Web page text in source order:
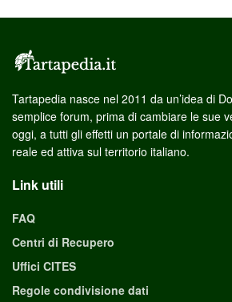
Tartapedia nasce nel 2011 da un’idea di
semplice forum, prima di cambiare le sue
oggi, a tutti gli effetti un portale di
reale ed attiva sul territorio italiano.
Link utili
FAQ
Centri di Recupero
Uffici CITES
Regole condivisione dati